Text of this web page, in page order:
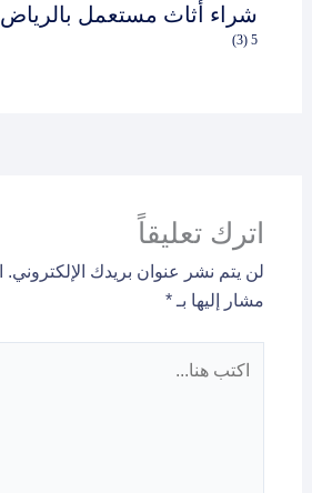
شراء أثاث مستعمل بالرياض
5 (3)
اترك تعليقاً
لن يتم نشر عنوان بريدك الإلكتروني.
مشار إليها بـ *